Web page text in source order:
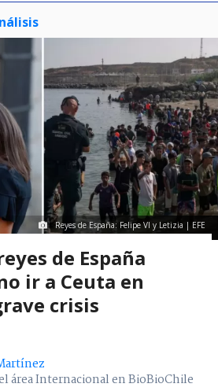
Reyes de España: Felipe VI y Letizia | EFE
de España
ir a Ceuta en
crisis
área Internacional en BioBioChile